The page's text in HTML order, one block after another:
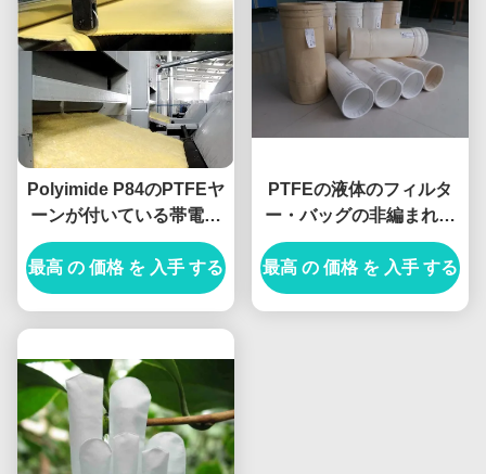
Polyimide P84のPTFEヤ
ーンが付いている帯電防
止フィルター・バッグ
1x1x1m
最高 の 価格 を 入手 する
PTFEの液体のフィルタ
ー・バッグの非編まれた
マイクロ反アルカリ反酸
性
最高 の 価格 を 入手 する